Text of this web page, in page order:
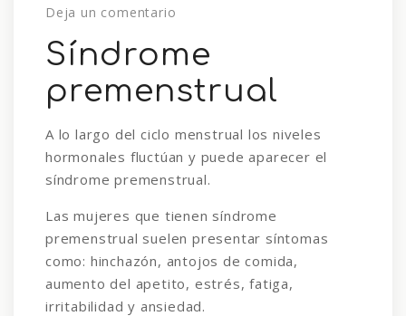
Deja un comentario
Síndrome
premenstrual
A lo largo del ciclo menstrual los niveles
hormonales fluctúan y puede aparecer el
síndrome premenstrual.
Las mujeres que tienen síndrome
premenstrual suelen presentar síntomas
como: hinchazón, antojos de comida,
aumento del apetito, estrés, fatiga,
irritabilidad y ansiedad.